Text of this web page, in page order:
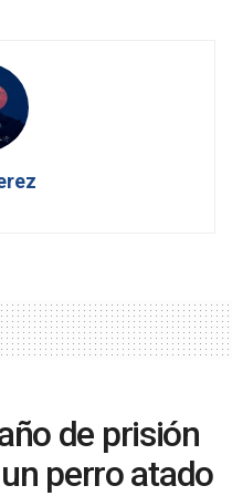
de prisión
perro atado